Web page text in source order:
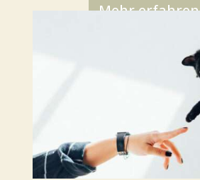
Mehr erfah­ren